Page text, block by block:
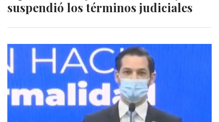
suspendió los términos judiciales